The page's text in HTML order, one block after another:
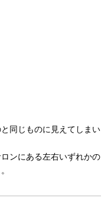
同じものに見えてしまい
ンにある左右いずれかの